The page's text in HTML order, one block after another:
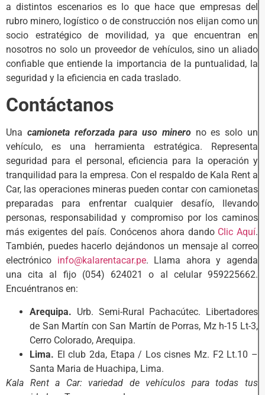
a distintos escenarios es lo que hace que empresas del
rubro minero, logístico o de construcción nos elijan como un
socio estratégico de movilidad, ya que encuentran en
nosotros no solo un proveedor de vehículos, sino un aliado
confiable que entiende la importancia de la puntualidad, la
seguridad y la eficiencia en cada traslado.
Contáctanos
Una camioneta reforzada para uso minerono es solo un
vehículo, es una herramienta estratégica. Representa
seguridad para el personal, eficiencia para la operación y
tranquilidad para la empresa. Con el respaldo de Kala Rent a
Car, las operaciones mineras pueden contar con camionetas
preparadas para enfrentar cualquier desafío, llevando
personas, responsabilidad y compromiso por los caminos
más exigentes del país. Conócenos ahora dando Clic Aquí.
También, puedes hacerlo dejándonos un mensaje al correo
electrónico info@kalarentacar.pe. Llama ahora y agenda
una cita al fijo (054) 624021 o al celular 959225662.
Encuéntranos en:
Arequipa. Urb. Semi-Rural Pachacútec. Libertadores
de San Martín con San Martín de Porras, Mz h-15 Lt-3,
Cerro Colorado, Arequipa.
Lima. El club 2da, Etapa / Los cisnes Mz. F2 Lt.10 –
Santa Maria de Huachipa, Lima.
Kala Rent a Car: variedad de vehículos para todas tus